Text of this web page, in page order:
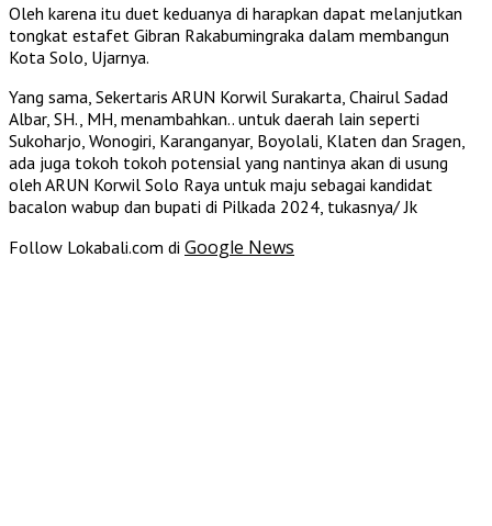
Oleh karena itu duet keduanya di harapkan dapat melanjutkan
tongkat estafet Gibran Rakabumingraka dalam membangun
Kota Solo, Ujarnya.
Yang sama, Sekertaris ARUN Korwil Surakarta, Chairul Sadad
Albar, SH., MH, menambahkan.. untuk daerah lain seperti
Sukoharjo, Wonogiri, Karanganyar, Boyolali, Klaten dan Sragen,
ada juga tokoh tokoh potensial yang nantinya akan di usung
oleh ARUN Korwil Solo Raya untuk maju sebagai kandidat
bacalon wabup dan bupati di Pilkada 2024, tukasnya/ Jk
Follow Lokabali.com di Google News